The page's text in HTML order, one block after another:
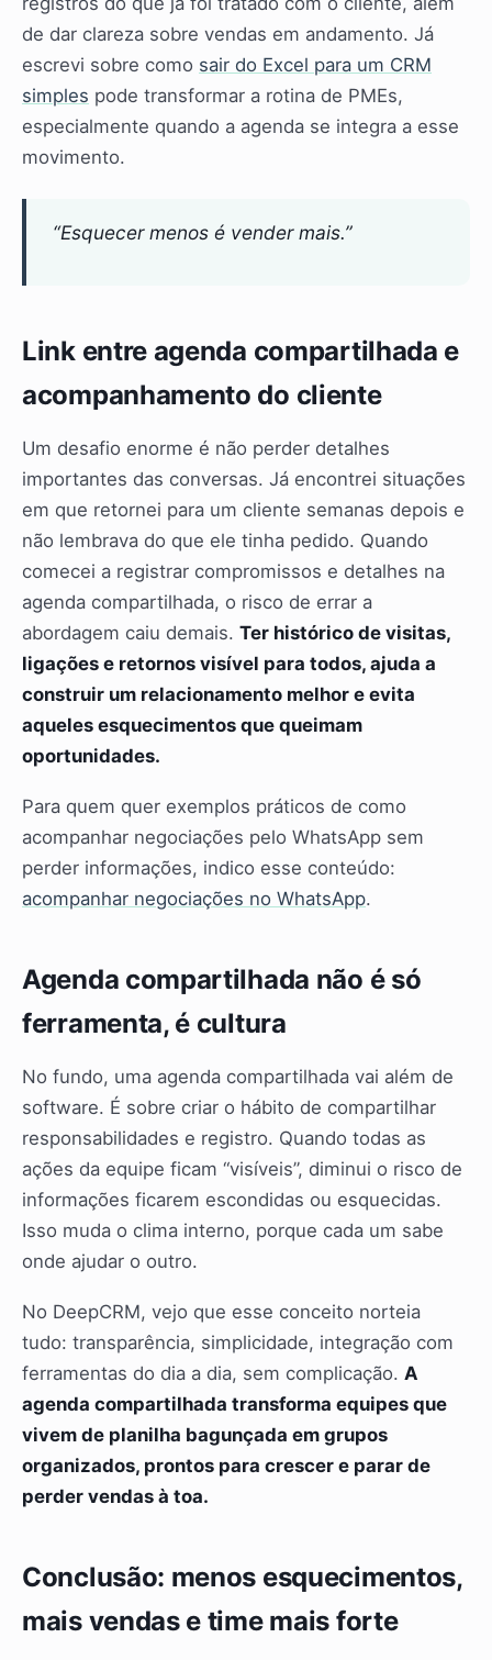
de dar clareza sobre vendas em andamento. Já
escrevi sobre como sair do Excel para um CRM
simples pode transformar a rotina de PMEs,
especialmente quando a agenda se integra a esse
movimento.
“Esquecer menos é vender mais.”
Link entre agenda compartilhada e
acompanhamento do cliente
Um desafio enorme é não perder detalhes
importantes das conversas. Já encontrei situações
em que retornei para um cliente semanas depois e
não lembrava do que ele tinha pedido. Quando
comecei a registrar compromissos e detalhes na
agenda compartilhada, o risco de errar a
abordagem caiu demais. Ter histórico de visitas,
ligações e retornos visível para todos, ajuda a
construir um relacionamento melhor e evita
aqueles esquecimentos que queimam
oportunidades.
Para quem quer exemplos práticos de como
acompanhar negociações pelo WhatsApp sem
perder informações, indico esse conteúdo:
acompanhar negociações no WhatsApp.
Agenda compartilhada não é só
ferramenta, é cultura
No fundo, uma agenda compartilhada vai além de
software. É sobre criar o hábito de compartilhar
responsabilidades e registro. Quando todas as
ações da equipe ficam “visíveis”, diminui o risco de
informações ficarem escondidas ou esquecidas.
Isso muda o clima interno, porque cada um sabe
onde ajudar o outro.
No DeepCRM, vejo que esse conceito norteia
tudo: transparência, simplicidade, integração com
ferramentas do dia a dia, sem complicação. A
agenda compartilhada transforma equipes que
vivem de planilha bagunçada em grupos
organizados, prontos para crescer e parar de
perder vendas à toa.
Conclusão: menos esquecimentos,
mais vendas e time mais forte